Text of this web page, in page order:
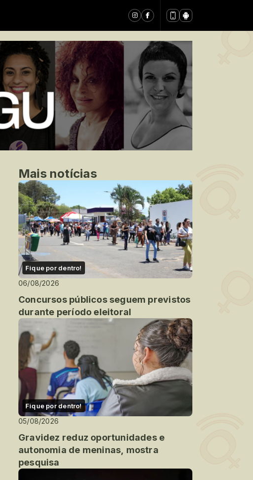
Mais notícias
Fique por dentro!
06/08/2026
Concursos públicos seguem previstos
durante período eleitoral
Fique por dentro!
05/08/2026
Gravidez reduz oportunidades e
autonomia de meninas, mostra
pesquisa